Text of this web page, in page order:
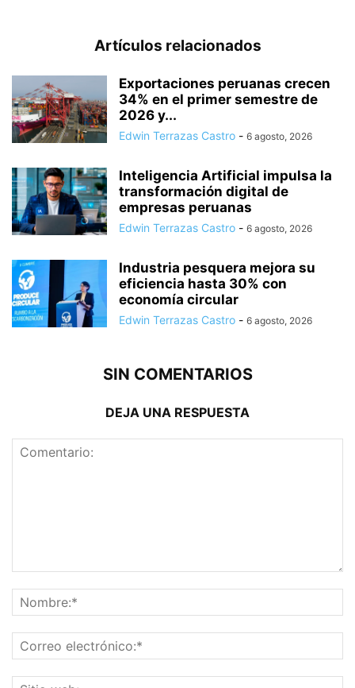
Artículos relacionados
Exportaciones peruanas crecen
34% en el primer semestre de
2026 y...
Edwin Terrazas Castro - 6 agosto, 2026
Inteligencia Artificial impulsa la
transformación digital de
empresas peruanas
Edwin Terrazas Castro - 6 agosto, 2026
Industria pesquera mejora su
eficiencia hasta 30% con
economía circular
Edwin Terrazas Castro - 6 agosto, 2026
SIN COMENTARIOS
DEJA UNA RESPUESTA